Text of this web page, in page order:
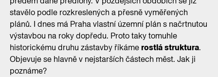
stavělo podle rozkreslených a přesně vyměřených
plánů. I dnes má Praha vlastní územní plán s načrtnutou
výstavbou na roky dopředu. Proto taky tomuhle
historickému druhu zástavby říkáme rostlá struktura.
Objevuje se hlavně v nejstarších částech měst. Jak ji
poznáme?